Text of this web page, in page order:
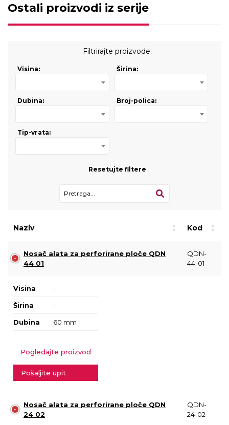
Ostali proizvodi iz serije
Filtrirajte proizvode:
Visina: Širina:
Dubina: Broj-polica:
Tip-vrata:
Resetujte filtere
Naziv Kod
Nosač alata za perforirane ploče QDN
44 01
QDN-
44-01
Visina -
Širina -
Dubina 60 mm
Pogledajte proizvod
Pošaljite upit
Nosač alata za perforirane ploče QDN
24 02
QDN-
24-02